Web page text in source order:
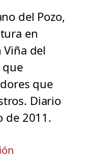
del Pozo,
en
Viña del
que
que
Diario
de 2011.